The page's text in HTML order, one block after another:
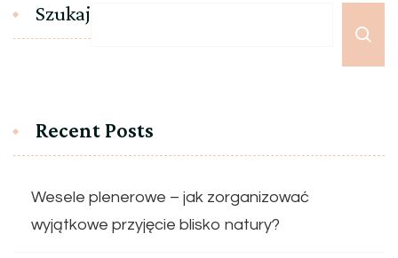
Szukaj
Recent Posts
Wesele plenerowe – jak zorganizować
wyjątkowe przyjęcie blisko natury?